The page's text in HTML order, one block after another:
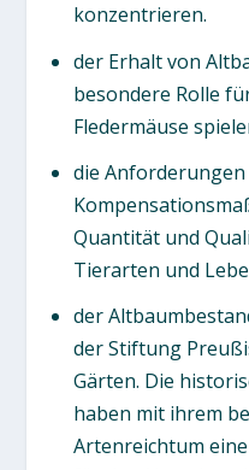
konzentrieren.
der Erhalt von
besondere Rolle
Fledermäuse
die Anforderungen
Quantität und
Tierarten und
der
der Stiftung
Gärten. Die
haben mit ihrem
Artenreichtum